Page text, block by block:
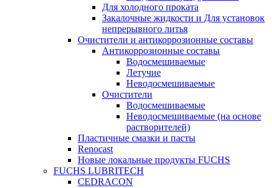
Для холодного проката
Закалочные жидкости и Для установок
непрерывного литья
Очистители и антикоррозионные составы
Антикоррозионные составы
Водосмешиваемые
Летучие
Неводосмешиваемые
Очистители
Водосмешиваемые
Неводосмешиваемые (на основе
растворителей)
Пластичные смазки и пасты
Renocast
Новые локальные продукты FUCHS
FUCHS LUBRITECH
CEDRACON